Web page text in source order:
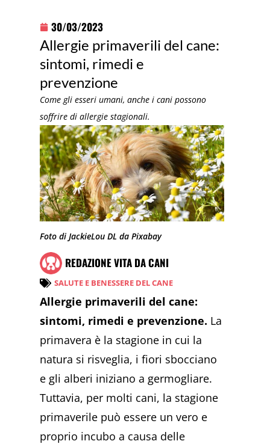
30/03/2023
Allergie primaverili del cane:
sintomi, rimedi e
prevenzione
Come gli esseri umani, anche i cani possono
soffrire di allergie stagionali.
Foto di JackieLou DL da Pixabay
REDAZIONE VITA DA CANI
SALUTE E BENESSERE DEL CANE
Allergie primaverili del cane:
sintomi, rimedi e prevenzione. La
primavera è la stagione in cui la
natura si risveglia, i fiori sbocciano
e gli alberi iniziano a germogliare.
Tuttavia, per molti cani, la stagione
primaverile può essere un vero e
proprio incubo a causa delle